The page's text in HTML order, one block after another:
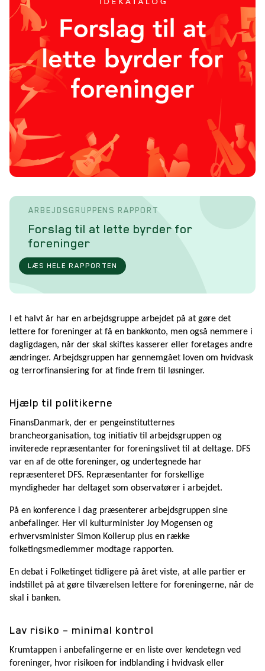
ARBEJDSGRUPPENS RAPPORT
Forslag til at lette byrder for
foreninger
LÆS HELE RAPPORTEN
I et halvt år har en arbejdsgruppe arbejdet på at gøre det
lettere for foreninger at få en bankkonto, men også nemmere i
dagligdagen, når der skal skiftes kasserer eller foretages andre
ændringer. Arbejdsgruppen har gennemgået loven om hvidvask
og terrorfinansiering for at finde frem til løsninger.
Hjælp til politikerne
FinansDanmark, der er pengeinstitutternes
brancheorganisation, tog initiativ til arbejdsgruppen og
inviterede repræsentanter for foreningslivet til at deltage. DFS
var en af de otte foreninger, og undertegnede har
repræsenteret DFS. Repræsentanter for forskellige
myndigheder har deltaget som observatører i arbejdet.
På en konference i dag præsenterer arbejdsgruppen sine
anbefalinger. Her vil kulturminister Joy Mogensen og
erhvervsminister Simon Kollerup plus en række
folketingsmedlemmer modtage rapporten.
En debat i Folketinget tidligere på året viste, at alle partier er
indstillet på at gøre tilværelsen lettere for foreningerne, når de
skal i banken.
Lav risiko – minimal kontrol
Krumtappen i anbefalingerne er en liste over kendetegn ved
foreninger, hvor risikoen for indblanding i hvidvask eller